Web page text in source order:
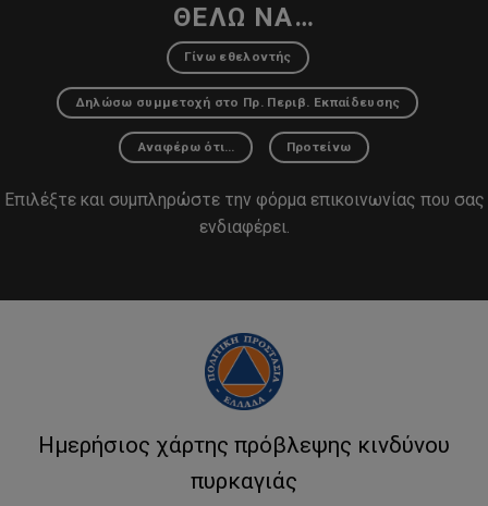
ΘΕΛΩ ΝΑ…
Γίνω εθελοντής
Δηλώσω συμμετοχή στο Πρ. Περιβ. Εκπαίδευσης
Αναφέρω ότι… Προτείνω
Επιλέξτε και συμπληρώστε την φόρμα επικοινωνίας που σας
ενδιαφέρει.
Ημερήσιος χάρτης πρόβλεψης κινδύνου
πυρκαγιάς